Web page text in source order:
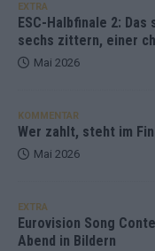
EXTRA
ESC-Halbfinale 2:
sechs zittern, einer
Mai 2026
KOMMENTAR
Wer zahlt, steht im
Mai 2026
EXTRA
Eurovision Song
Abend in Bildern